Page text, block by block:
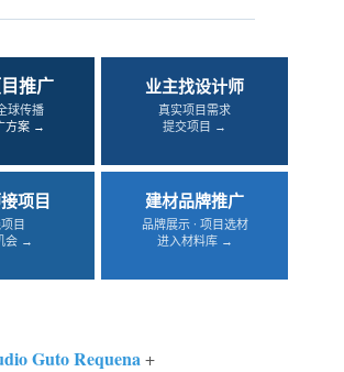
推广
球传播
方案 →
业主找设计师
真实项目需求
提交项目 →
项目
目
会 →
建材品牌推广
品牌展示 · 项目选材
进入材料库 →
Guto Requena+